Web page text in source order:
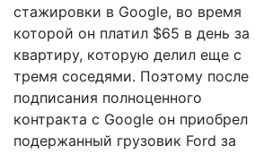
стажировки в Google, во время
которой он платил $65 в день за
квартиру, которую делил еще с
тремя соседями. Поэтому после
подписания полноценного
контракта с Google он приобрел
подержанный грузовик Ford за